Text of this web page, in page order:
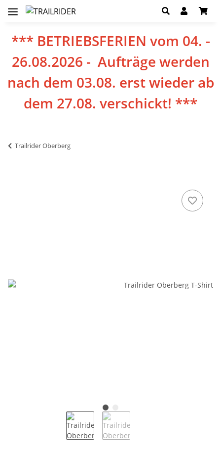
*** BETRIEBSFERIEN vom 04. -
26.08.2026 - Aufträge werden
nach dem 03.08. erst wieder ab
dem 27.08. verschickt! ***
Trailrider Oberberg